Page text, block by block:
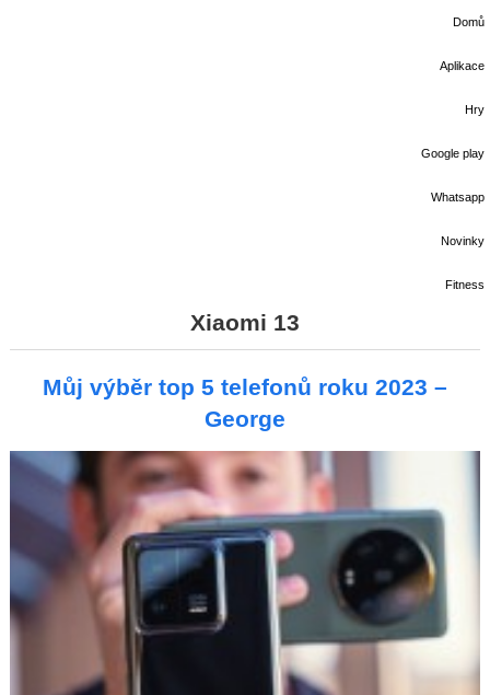
Domů
Aplikace
Hry
Google play
Whatsapp
Novinky
Fitness
Xiaomi 13
Můj výběr top 5 telefonů roku 2023 –
George